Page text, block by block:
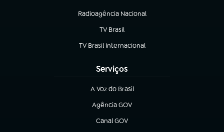
Radioagência Nacional
(abre em nova aba)
TV Brasil
(abre em nova aba)
TV Brasil Internacional
(abre em nova aba)
Serviços
A Voz do Brasil
(abre em nova aba)
Agência GOV
(abre em nova aba)
Canal GOV
(abre em nova aba)